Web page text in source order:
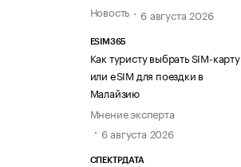
Новость
6 августа 2026
ESIM365
Как туристу выбрать SIM-карту
или eSIM для поездки в
Малайзию
Мнение эксперта
6 августа 2026
СПЕКТРДАТА